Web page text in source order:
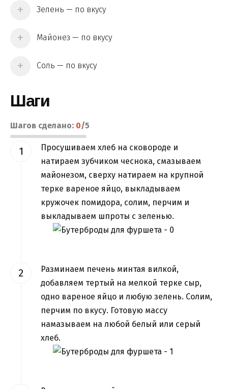
Зелень — по вкусу
Майонез — по вкусу
Соль — по вкусу
Шаги
Шагов сделано: 0/5
Просушиваем хлеб на сковороде и
натираем зубчиком чеснока, смазываем
майонезом, сверху натираем на крупной
терке вареное яйцо, выкладываем
кружочек помидора, солим, перчим и
выкладываем шпроты с зеленью.
Разминаем печень минтая вилкой,
добавляем тертый на мелкой терке сыр,
одно вареное яйцо и любую зелень. Солим,
перчим по вкусу. Готовую массу
намазываем на любой белый или серый
хлеб.